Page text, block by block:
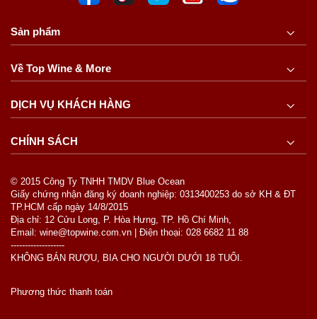
Sản phẩm
Về Top Wine & More
DỊCH VỤ KHÁCH HÀNG
CHÍNH SÁCH
© 2015 Công Ty TNHH TMDV Blue Ocean
Giấy chứng nhận đăng ký doanh nghiệp: 0313400253 do sở KH & ĐT
TP.HCM cấp ngày 14/8/2015
Địa chỉ: 12 Cửu Long, P. Hòa Hưng, TP. Hồ Chí Minh,
Email: wine@topwine.com.vn | Điện thoại: 028 6682 11 88
-------------------
KHÔNG BÁN RƯỢU, BIA CHO NGƯỜI DƯỚI 18 TUỔI.
Phương thức thanh toán